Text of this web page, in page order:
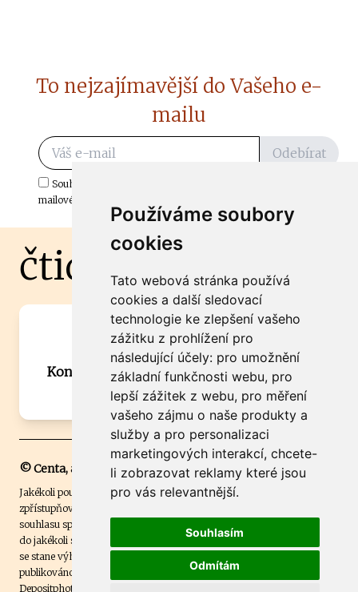
Používáme soubory
cookies
Tato webová stránka používá
cookies a další sledovací
technologie ke zlepšení vašeho
zážitku z prohlížení pro
následující účely: pro umožnění
základní funkčnosti webu, pro
lepší zážitek z webu, pro měření
vašeho zájmu o naše produkty a
služby a pro personalizaci
marketingových interakcí, chcete-
li zobrazovat reklamy které jsou
pro vás relevantnější.
Souhlasím
Odmítám
To nejzajímavější do Vašeho e-
mailu
Odebírat
Souhlasím s odběrem důležitých zpráv ze ČtiDoma.cz do mé e-
mailové schránky.
čtidoma.cz
Máte zajímavou informaci? Chcete
spolupracovat?
Kontaktujte šéfredaktora Martina Chalupu:
chalupa@ctidoma.cz
© Centa, a.s.
Jakékoli použití obsahu včetně převzetí, šíření či dalšího užití a
zpřístupňování textových či obrazových materiálů bez písemného
souhlasu společnosti Centa,a.s. je zakázáno. Čtenář svým přihlášením
do jakékoli soutěže na našem webu dává souhlas s tím, že v případě, že
se stane výhercem této soutěže, může být jeho jméno na webu
publikováno. Centa, a.s. využívala licenci ČTK a využívá fotografie z
Depositphotos